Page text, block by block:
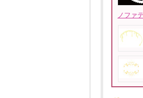
ノファ